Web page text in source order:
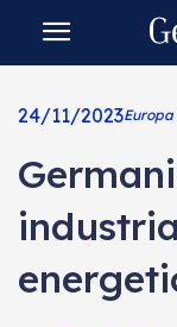
24/11/2023Europa